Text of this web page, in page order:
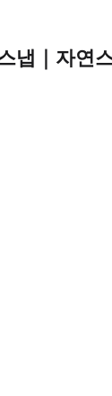
냅｜자연